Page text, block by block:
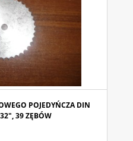
POJEDYŃCZA DIN
39 ZĘBÓW